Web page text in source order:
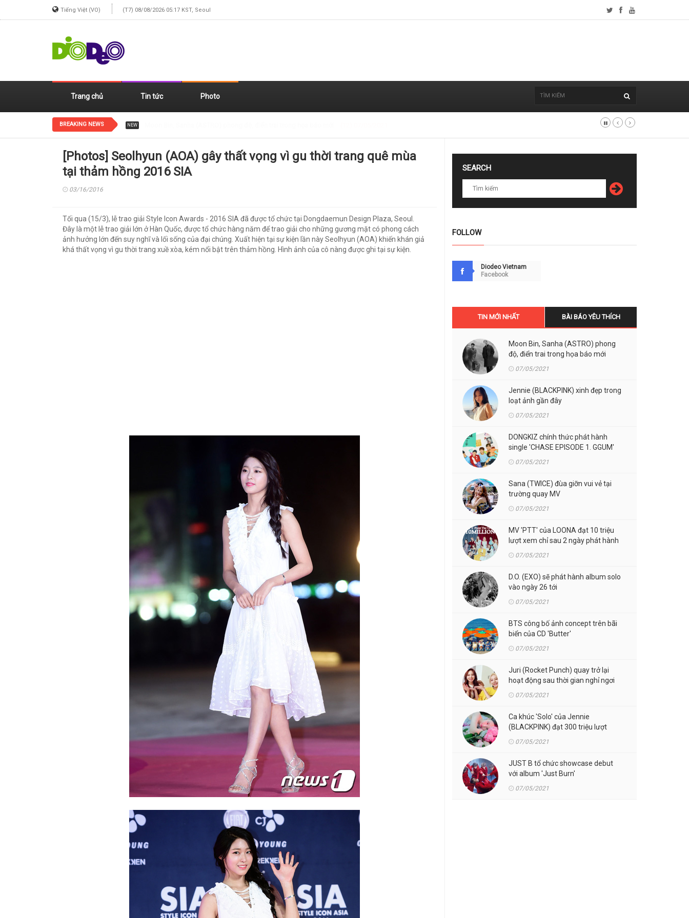
Tiếng Việt (VO) (T7) 08/08/2026 05:17 KST, Seoul
Trang chủ Tin tức Photo
BREAKING NEWS NEW
[Photos] Seolhyun (AOA) gây thất vọng vì gu thời trang quê mùa
tại thảm hồng 2016 SIA
03/16/2016
Tối qua (15/3), lễ trao giải Style Icon Awards - 2016 SIA đã được tổ chức tại Dongdaemun Design Plaza, Seoul.
Đây là một lễ trao giải lớn ở Hàn Quốc, được tổ chức hàng năm để trao giải cho những gương mặt có phong cách
ảnh hưởng lớn đến suy nghĩ và lối sống của đại chúng. Xuất hiện tại sự kiện lần này Seolhyun (AOA) khiến khán giả
khá thất vọng vì gu thời trang xuề xòa, kém nổi bật trên thảm hồng. Hình ảnh của cô nàng được ghi tại sự kiện.
SEARCH
FOLLOW
Diodeo Vietnam
Facebook
TIN MỚI NHẤT BÀI BÁO YÊU THÍCH
Moon Bin, Sanha (ASTRO) phong
độ, điển trai trong họa báo mới
07/05/2021
Jennie (BLACKPINK) xinh đẹp trong
loạt ảnh gần đây
07/05/2021
DONGKIZ chính thức phát hành
single 'CHASE EPISODE 1. GGUM'
07/05/2021
Sana (TWICE) đùa giỡn vui vẻ tại
trường quay MV
07/05/2021
MV 'PTT' của LOONA đạt 10 triệu
lượt xem chỉ sau 2 ngày phát hành
07/05/2021
D.O. (EXO) sẽ phát hành album solo
vào ngày 26 tới
07/05/2021
BTS công bố ảnh concept trên bãi
biển của CD 'Butter'
07/05/2021
Juri (Rocket Punch) quay trở lại
hoạt động sau thời gian nghỉ ngơi
07/05/2021
Ca khúc 'Solo' của Jennie
(BLACKPINK) đạt 300 triệu lượt
07/05/2021
JUST B tổ chức showcase debut
với album 'Just Burn'
07/05/2021